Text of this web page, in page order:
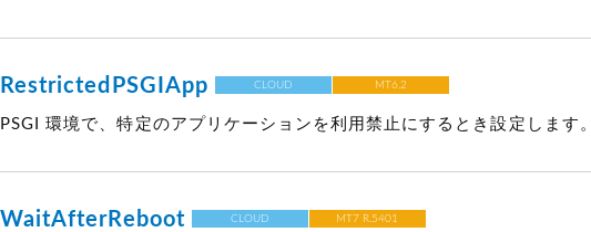
RestrictedPSGIApp CLOUD MT6.2
PSGI 環境で、特定のアプリケーションを利用禁止にするとき設定します。
WaitAfterReboot CLOUD MT7 R.5401